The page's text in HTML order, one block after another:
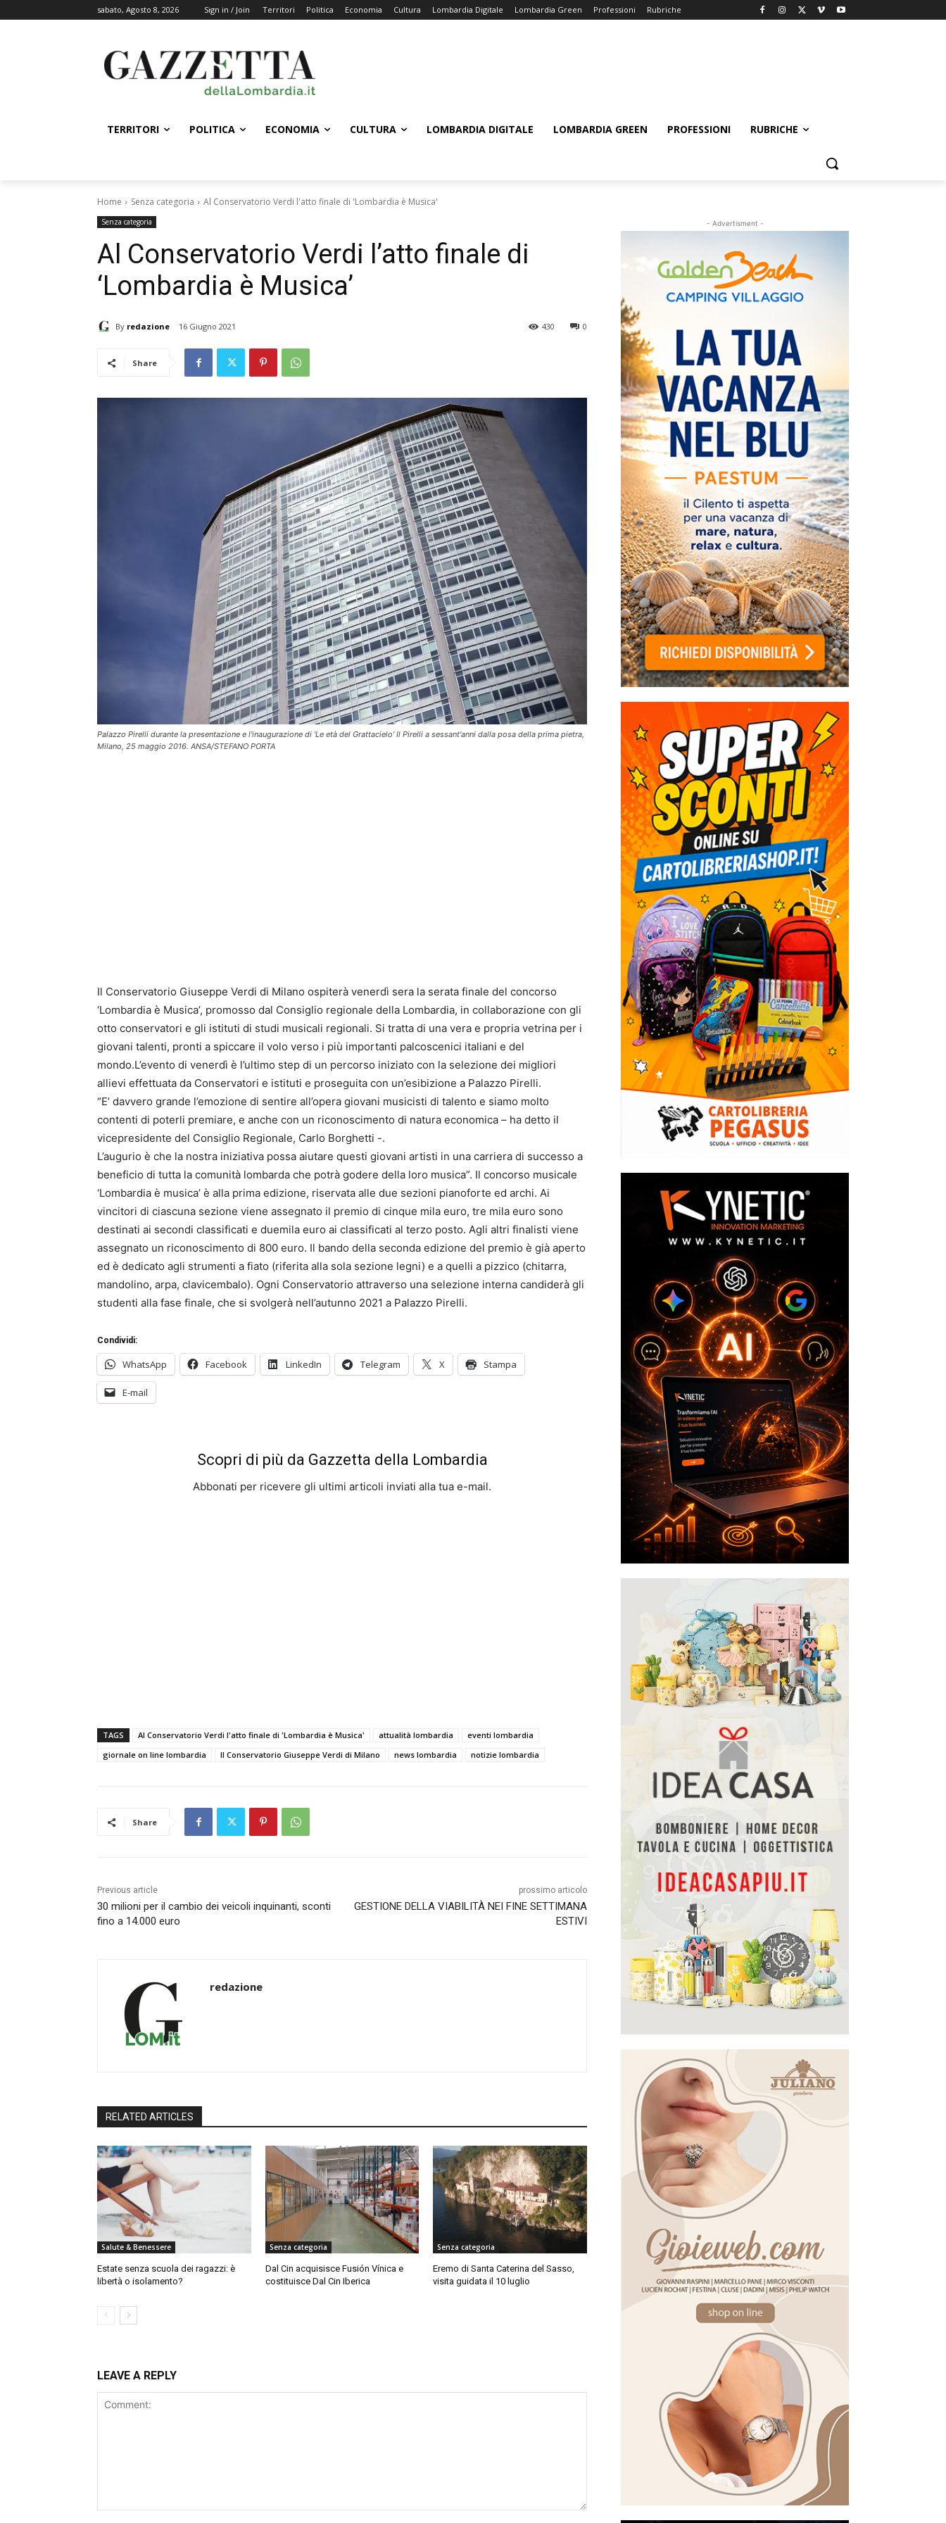
sabato, Agosto 8, 2026 Sign in / Join Territori Politica Economia Cultura Lombardia Digitale Lombardia Green Professioni Rubriche
TERRITORI POLITICA ECONOMIA CULTURA LOMBARDIA DIGITALE LOMBARDIA GREEN PROFESSIONI RUBRICHE
Home Senza categoria Al Conservatorio Verdi l'atto finale di 'Lombardia è Musica'
Senza categoria
Al Conservatorio Verdi l’atto finale di
‘Lombardia è Musica’
By redazione 16 Giugno 2021 0
430
Share
Palazzo Pirelli durante la presentazione e l'inaugurazione di 'Le età del Grattacielo' Il Pirelli a sessant'anni dalla posa della prima pietra,
Milano, 25 maggio 2016. ANSA/STEFANO PORTA
Il Conservatorio Giuseppe Verdi di Milano ospiterà venerdì sera la serata finale del concorso
‘Lombardia è Musica’, promosso dal Consiglio regionale della Lombardia, in collaborazione con gli
otto conservatori e gli istituti di studi musicali regionali. Si tratta di una vera e propria vetrina per i
giovani talenti, pronti a spiccare il volo verso i più importanti palcoscenici italiani e del
mondo.L’evento di venerdì è l’ultimo step di un percorso iniziato con la selezione dei migliori
allievi effettuata da Conservatori e istituti e proseguita con un’esibizione a Palazzo Pirelli.
“E’ davvero grande l’emozione di sentire all’opera giovani musicisti di talento e siamo molto
contenti di poterli premiare, e anche con un riconoscimento di natura economica – ha detto il
vicepresidente del Consiglio Regionale, Carlo Borghetti -.
L’augurio è che la nostra iniziativa possa aiutare questi giovani artisti in una carriera di successo a
beneficio di tutta la comunità lombarda che potrà godere della loro musica”. Il concorso musicale
‘Lombardia è musica’ è alla prima edizione, riservata alle due sezioni pianoforte ed archi. Ai
vincitori di ciascuna sezione viene assegnato il premio di cinque mila euro, tre mila euro sono
destinati ai secondi classificati e duemila euro ai classificati al terzo posto. Agli altri finalisti viene
assegnato un riconoscimento di 800 euro. Il bando della seconda edizione del premio è già aperto
ed è dedicato agli strumenti a fiato (riferita alla sola sezione legni) e a quelli a pizzico (chitarra,
mandolino, arpa, clavicembalo). Ogni Conservatorio attraverso una selezione interna candiderà gli
studenti alla fase finale, che si svolgerà nell’autunno 2021 a Palazzo Pirelli.
Condividi:
WhatsApp Facebook LinkedIn Telegram X Stampa
E-mail
Scopri di più da Gazzetta della Lombardia
Abbonati per ricevere gli ultimi articoli inviati alla tua e-mail.
TAGS Al Conservatorio Verdi l'atto finale di 'Lombardia è Musica' attualità lombardia
eventi lombardia
giornale on line lombardia
Il Conservatorio Giuseppe Verdi di Milano news lombardia notizie lombardia
Share
Previous article
30 milioni per il cambio dei veicoli inquinanti, sconti
fino a 14.000 euro
prossimo articolo
GESTIONE DELLA VIABILITÀ NEI FINE SETTIMANA
ESTIVI
redazione
RELATED ARTICLES
Salute & Benessere
Estate senza scuola dei ragazzi: è
libertà o isolamento?
Senza categoria
Dal Cin acquisisce Fusión Vínica e
costituisce Dal Cin Iberica
Senza categoria
Eremo di Santa Caterina del Sasso,
visita guidata il 10 luglio
LEAVE A REPLY
- Advertisment -